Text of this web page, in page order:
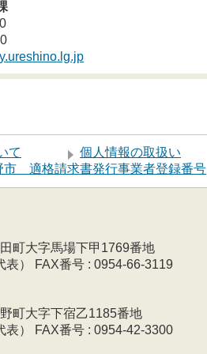
て 個人情報の取扱い
市 適格請求書発行事業者登録番号
町大字馬場下甲1769番地
表） FAX番号 : 0954-66-3119
町大字下宿乙1185番地
表） FAX番号 : 0954-42-3300